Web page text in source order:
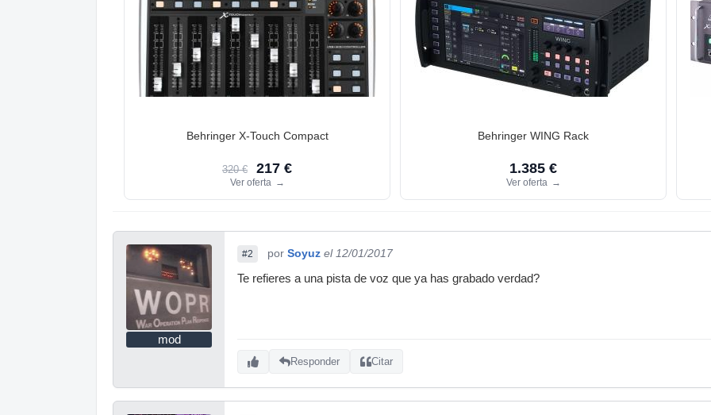
Behringer X-Touch Compact
320 € 217 €
Ver oferta →
Behringer WING Rack
1.385 €
Ver oferta →
mod
#2 por Soyuz el 12/01/2017
Te refieres a una pista de voz que ya has grabado verdad?
Responder Citar